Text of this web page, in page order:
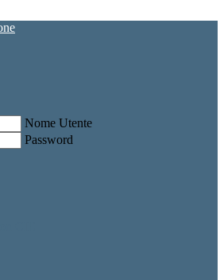
Nome Utente
Password